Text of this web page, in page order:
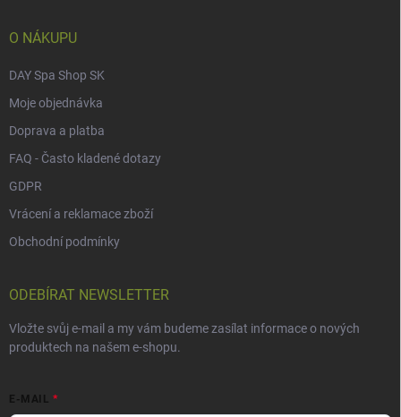
O NÁKUPU
DAY Spa Shop SK
Moje objednávka
Doprava a platba
FAQ - Často kladené dotazy
GDPR
Vrácení a reklamace zboží
Obchodní podmínky
ODEBÍRAT NEWSLETTER
Vložte svůj e-mail a my vám budeme zasílat informace o nových
produktech na našem e-shopu.
E-MAIL